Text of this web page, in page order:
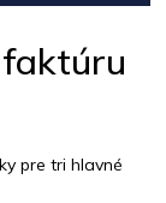
pre tri hlavné